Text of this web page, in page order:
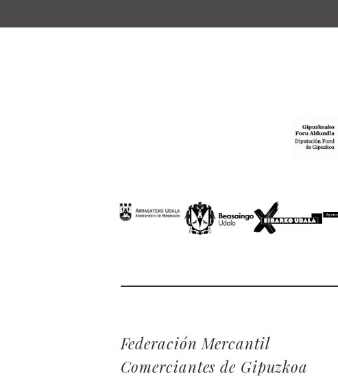
Federación Mercantil
Comerciantes de Gipuzkoa